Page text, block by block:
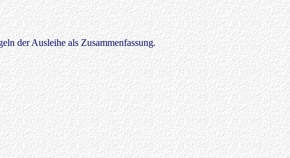
der Ausleihe als Zusammenfassung.